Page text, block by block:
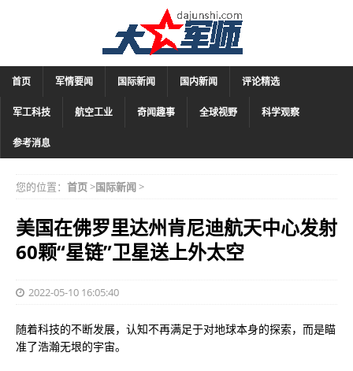
首页 军情要闻 国际新闻 国内新闻 评论精选
军工科技 航空工业 奇闻趣事 全球视野 科学观察
参考消息
您的位置： 首页>国际新闻>
美国在佛罗里达州肯尼迪航天中心发射
60颗“星链”卫星送上外太空
2022-05-10 16:05:40
随着科技的不断发展，认知不再满足于对地球本身的探索，而是瞄
准了浩瀚无垠的宇宙。